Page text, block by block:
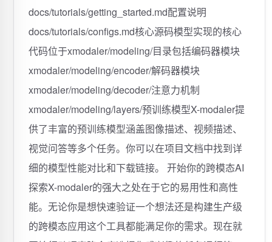
docs/tutorials/getting_started.md配置说明
docs/tutorials/configs.md核心源码模型实现的核心
代码位于xmodaler/modeling/目录包括编码器模块
xmodaler/modeling/encoder/解码器模块
xmodaler/modeling/decoder/注意力机制
xmodaler/modeling/layers/预训练模型X-modaler提
供了丰富的预训练模型涵盖图像描述、视频描述、
视觉问答等多个任务。你可以在项目文档中找到详
细的模型性能对比和下载链接。 开始你的跨模态AI
探索X-modaler的强大之处在于它的易用性和高性
能。无论你是想快速验证一个想法还是构建生产级
的跨模态应用这个工具都能满足你的需求。现在就